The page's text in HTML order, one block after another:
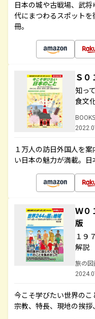
日本の城や古戦場、武
代にまつわるスポット
冊。
Ｓ
知っ
食文
１万人の訪日外国人を
い日本の魅力が満載。日
Ｗ
版
１９
解説
旅の図
今こそ学びたい世界のこ
宗教、特長、現地の挨拶